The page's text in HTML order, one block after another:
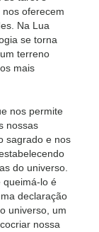
oferecem
Na Lua
se torna
terreno
mais
nos permite
nossas
sagrado e nos
do universo.
queimá-lo é
declaração
universo, um
nossa